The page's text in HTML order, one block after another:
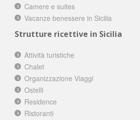
Camere e suites
Vacanze benessere in Sicilia
Strutture ricettive in Sicilia
Attività turistiche
Chalet
Organizzazione Viaggi
Ostelli
Residence
Ristoranti